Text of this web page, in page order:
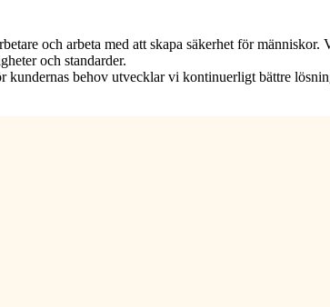
och arbeta med att skapa säkerhet för
och standarder.
behov utvecklar vi kontinuerligt bättre